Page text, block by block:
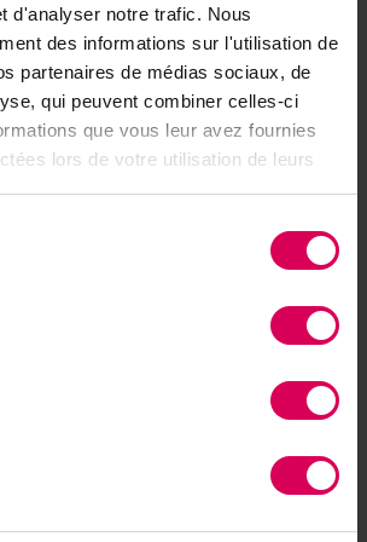
d'analyser notre trafic. Nous
des informations sur l'utilisation de
partenaires de médias sociaux, de
qui peuvent combiner celles-ci
que vous leur avez fournies
lors de votre utilisation de leurs
pour soutenir un projet de
les Préalpes.
dl
Salps